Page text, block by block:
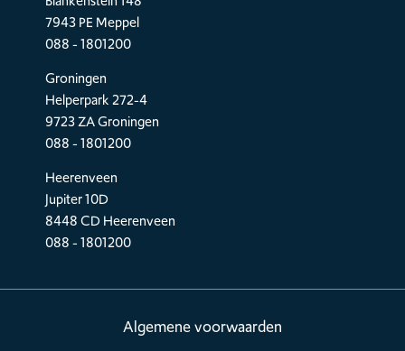
7943 PE Meppel
088 - 1801200
Groningen
Helperpark 272-4
9723 ZA Groningen
088 - 1801200
Heerenveen
Jupiter 10D
8448 CD Heerenveen
088 - 1801200
Algemene voorwaarden